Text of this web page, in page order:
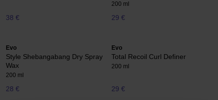
38 €
200 ml
29 €
Evo
Style Shebangabang Dry Spray
Wax
200 ml
28 €
Evo
Total Recoil Curl Definer
200 ml
29 €